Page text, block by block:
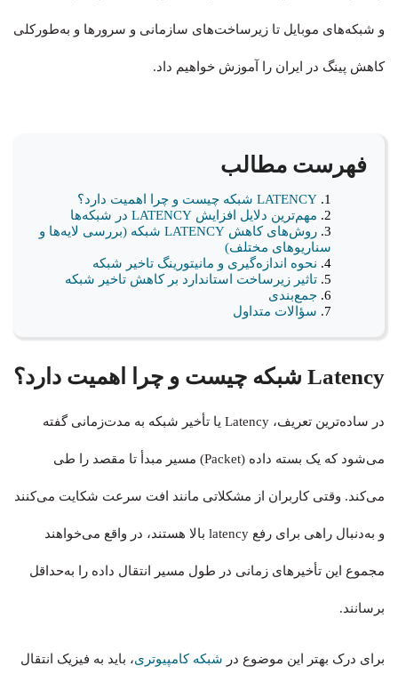
و شبکه‌های موبایل تا زیرساخت‌های سازمانی و سرورها و به‌طورکلی
کاهش پینگ در ایران را آموزش خواهیم داد.
فهرست مطالب
LATENCY شبکه چیست و چرا اهمیت دارد؟
مهم‌ترین دلایل افزایش LATENCY در شبکه‌ها
روش‌های کاهش LATENCY شبکه (بررسی لایه‌ها و
سناریوهای مختلف)
نحوه اندازه‌گیری و مانیتورینگ تاخیر شبکه
تاثیر زیرساخت استاندارد بر کاهش تاخیر شبکه
جمع‌بندی
سؤالات متداول
Latency شبکه چیست و چرا اهمیت دارد؟
در ساده‌ترین تعریف، Latency یا تأخیر شبکه به مدت‌زمانی گفته
می‌شود که یک بسته داده (Packet) مسیر مبدأ تا مقصد را طی
می‌کند. وقتی کاربران از مشکلاتی مانند افت سرعت شکایت می‌کنند
و به‌دنبال راهی برای رفع latency بالا هستند، در واقع می‌خواهند
مجموع این تأخیرهای زمانی در طول مسیر انتقال داده را به‌حداقل
برسانند.
برای درک بهتر این موضوع در شبکه کامپیوتری، باید به فیزیک انتقال